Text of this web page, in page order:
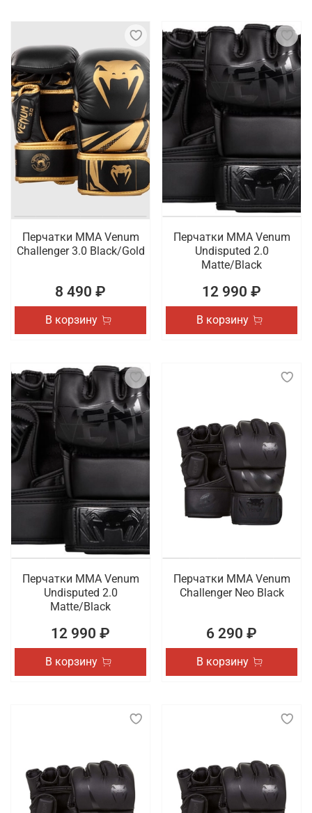
Перчатки ММА Venum
Challenger 3.0 Black/Gold
8 490 ₽
В корзину
Перчатки ММА Venum
Undisputed 2.0
Matte/Black
12 990 ₽
В корзину
Перчатки ММА Venum
Undisputed 2.0
Matte/Black
12 990 ₽
В корзину
Перчатки ММА Venum
Challenger Neo Black
6 290 ₽
В корзину